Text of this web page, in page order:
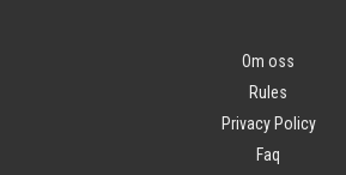
Om oss
Rules
Privacy Policy
Faq